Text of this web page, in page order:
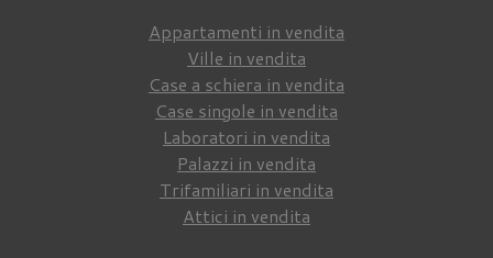
Appartamenti in vendita
Ville in vendita
Case a schiera in vendita
Case singole in vendita
Laboratori in vendita
Palazzi in vendita
Trifamiliari in vendita
Attici in vendita